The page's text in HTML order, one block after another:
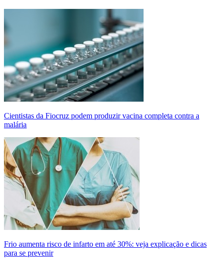
Cientistas da Fiocruz podem produzir vacina completa contra a
malária
Frio aumenta risco de infarto em até 30%: veja explicação e dicas
para se prevenir